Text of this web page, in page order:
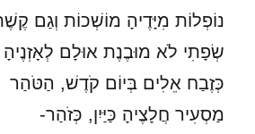
נוֹפְלוֹת מִיָּדֶיהָ מוֹשְׁכוֹת וְגַם קֶשֶׁת.
שְׂפָתִי לֹא מוּבֶנֶת אוּלָם לְאָזְנֶיהָ
כְּזֶבַח אֵלִים בְּיוֹם קֹדֶשׁ, הַטֹּהַר
מַסְעִיר חֲלָצֶיהָ כַּיַּיִן, כְּזֹהַר-